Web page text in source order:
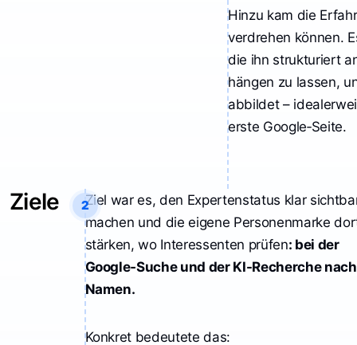
Hinzu kam die
verdrehen können.
die ihn strukturiert
hängen zu lassen,
abbildet –
erste Google‑Seite.
Ziele 2Ziel war es, den Expertenstatus klar
machen und die eigene Personenmarke
stärken, wo Interessenten prüfen: bei der
Google‑Suche und der KI-Recherche
Namen.
Konkret bedeutete das: